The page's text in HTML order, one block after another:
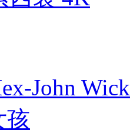
John